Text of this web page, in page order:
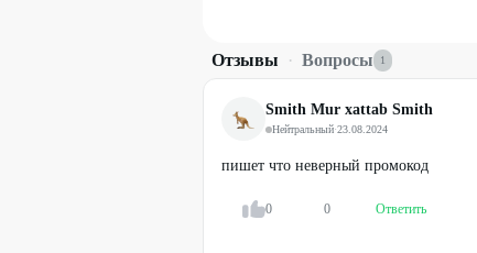
Отзывы · Вопросы 1
Smith Mur xattab Smith
Нейтральный·23.08.2024
пишет что неверный промокод
0 0 Ответить